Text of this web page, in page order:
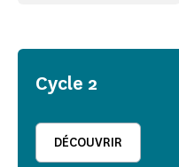
Cycle 2
DÉCOUVRIR